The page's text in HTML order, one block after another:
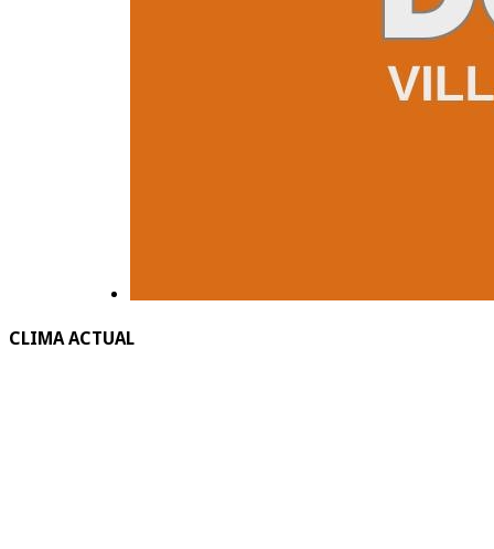
CLIMA ACTUAL